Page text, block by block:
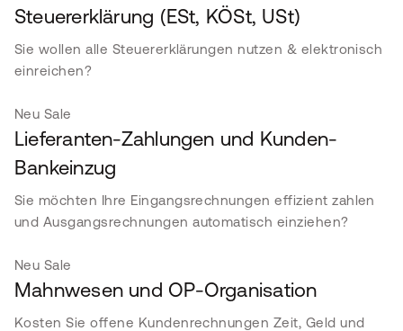
Steuererklärung (ESt, KÖSt, USt)
Sie wollen alle Steuererklärungen nutzen & elektronisch
einreichen?
Neu Sale
Lieferanten-Zahlungen und Kunden-
Bankeinzug
Sie möchten Ihre Eingangsrechnungen effizient zahlen
und Ausgangsrechnungen automatisch einziehen?
Neu Sale
Mahnwesen und OP-Organisation
Kosten Sie offene Kundenrechnungen Zeit, Geld und